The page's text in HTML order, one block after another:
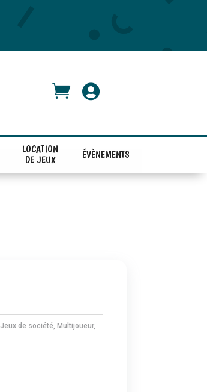
 
LOCATION
DE JEUX
ÉVÈNEMENTS
Jeux de société, Multijoueur,